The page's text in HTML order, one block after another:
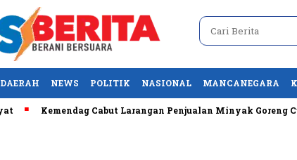
DAERAH NEWS POLITIK NASIONAL MANCANEGARA
Kemendag Cabut Larangan Penjualan Minyak Goreng Curah